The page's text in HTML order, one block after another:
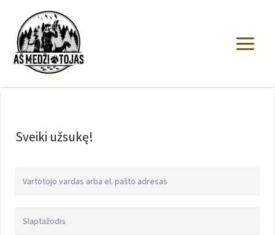
turinio
Sveiki užsukę!